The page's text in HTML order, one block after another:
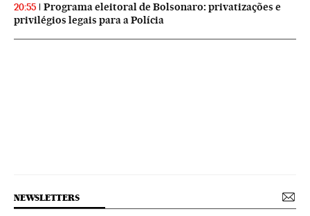
20:55
Programa eleitoral de Bolsonaro: privatizações e
privilégios legais para a Polícia
NEWSLETTERS